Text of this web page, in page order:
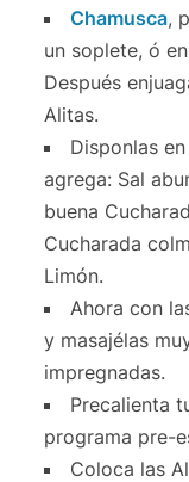
Chamusca,
un soplete, ó
Después
Alitas.
Disponlas
agrega: Sal
buena
Cucharada
Limón.
Ahora con
y masajélas
impregnadas.
Precalienta
programa pre-
Coloca las